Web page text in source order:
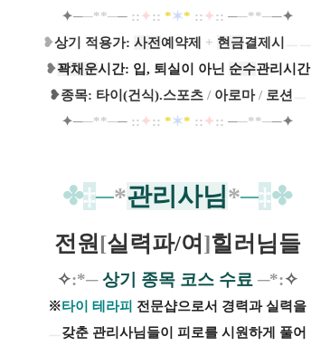
✦──**── :: ✦:: ​​ *✶* :: ✦:: ──**──✦
❥상기 적용가: 사전예약제 + 현금결제시
❥꽉채운시간: 입, 퇴실이 아닌 순수관리시간
❥종목: 타이(건식).스포츠 / 아로마 / 로션
✦──**── :: ✦:: ​​ *✶* :: ✦:: ──**──✦
✤‡─*관리사님*─‡✤
전원 [실력파/여 ]힐러님들
✧:*─상기 종목 코스 수료 ─*:✧
※타이 테라피 전문샵으로서 경력과 실력을
갖춘 관리사님들이 피로를 시원하게 풀어